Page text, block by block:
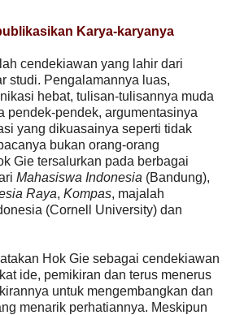
Karya-karyanya
cendekiawan yang lahir dari
studi. Pengalamannya luas,
hebat, tulisan-tulisannya muda
pendek-pendek, argumentasinya
yang dikuasainya seperti tidak
bukan orang-orang
Gie tersalurkan pada berbagai
Mahasiswa Indonesia (Bandung),
Raya, Kompas, majalah
(Cornell University) dan
Hok Gie sebagai cendekiawan
ide, pemikiran dan terus menerus
untuk mengembangkan dan
menarik perhatiannya. Meskipun